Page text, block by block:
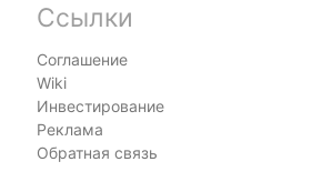
Ссылки
Соглашение
Wiki
Инвестирование
Реклама
Обратная связь